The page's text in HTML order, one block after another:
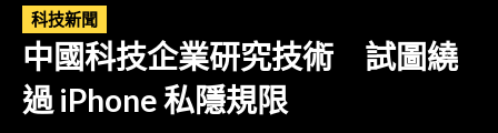
科技新聞
中國科技企業研究技術 試圖繞
過 iPhone 私隱規限